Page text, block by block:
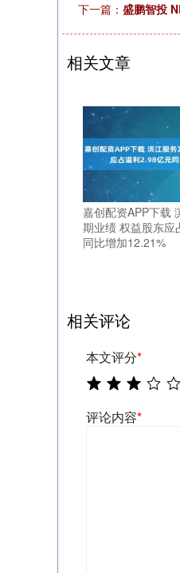
下一篇： 盛鹏智投
相关文章
嘉创配资APP下载
期业绩 权益股东应
同比增加12.21%
相关评论
本文评分*
评论内容*